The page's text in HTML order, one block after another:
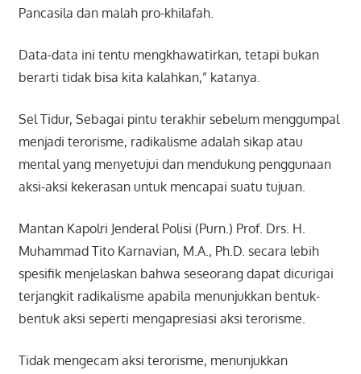
Pancasila dan malah pro-khilafah.
Data-data ini tentu mengkhawatirkan, tetapi bukan
berarti tidak bisa kita kalahkan,” katanya.
Sel Tidur, Sebagai pintu terakhir sebelum menggumpal
menjadi terorisme, radikalisme adalah sikap atau
mental yang menyetujui dan mendukung penggunaan
aksi-aksi kekerasan untuk mencapai suatu tujuan.
Mantan Kapolri Jenderal Polisi (Purn.) Prof. Drs. H.
Muhammad Tito Karnavian, M.A., Ph.D. secara lebih
spesifik menjelaskan bahwa seseorang dapat dicurigai
terjangkit radikalisme apabila menunjukkan bentuk-
bentuk aksi seperti mengapresiasi aksi terorisme.
Tidak mengecam aksi terorisme, menunjukkan